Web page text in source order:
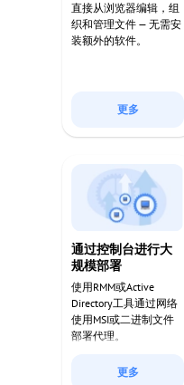
直接从浏览器编辑，组
织和管理文件 — 无需安
装额外的软件。
更多
通过控制台进行大
规模部署
使用RMM或Active
Directory工具通过网络
使用MSI或二进制文件
部署代理。
更多